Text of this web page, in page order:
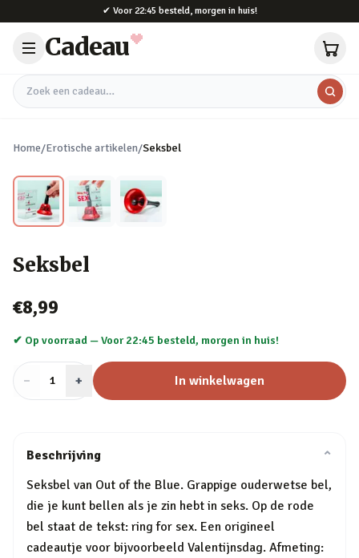
✔ Voor 22:45 besteld, morgen in huis!
Cadeau
Zoek een cadeau
Home/Erotische artikelen/Seksbel
Seksbel
€8,99
✔ Op voorraad —Voor 22:45 besteld, morgen in huis!
− Aantal
1 + In winkelwagen
Beschrijving
⌄
Seksbel van Out of the Blue. Grappige ouderwetse bel,
die je kunt bellen als je zin hebt in seks. Op de rode
bel staat de tekst: ring for sex. Een origineel
cadeautje voor bijvoorbeeld Valentijnsdag. Afmeting: